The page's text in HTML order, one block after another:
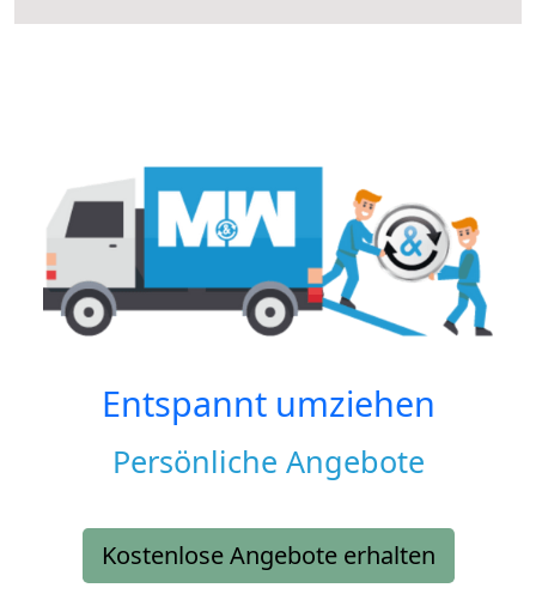
Entspannt umziehen
Persönliche Angebote
Kostenlose Angebote erhalten